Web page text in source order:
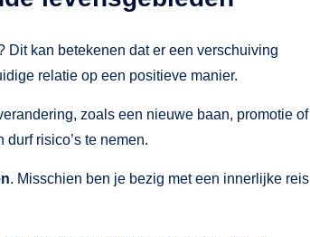
kan betekenen dat er een verschuiving
relatie op een positieve manier.
zoals een nieuwe baan, promotie of
risico’s te nemen.
. Misschien ben je bezig met een innerlijke reis